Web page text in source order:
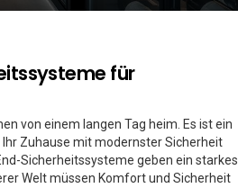
für
von einem langen Tag heim. Es ist ein
Zuhause mit modernster Sicherheit
Sicherheitssysteme geben ein starkes
Welt müssen Komfort und Sicherheit